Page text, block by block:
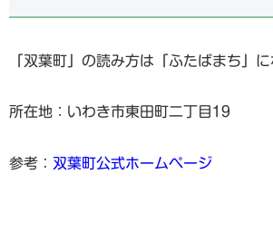
「双葉町」の読み方は「ふたばまち」に
所在地：いわき市東田町二丁目19
参考： 双葉町公式ホームページ